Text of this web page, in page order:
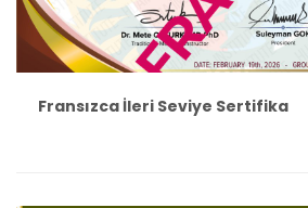
Fransızca İleri Seviye Sertifika